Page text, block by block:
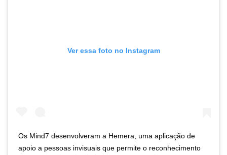
Ver essa foto no Instagram
Os Mind7 desenvolveram a Hemera, uma aplicação de
apoio a pessoas invisuais que permite o reconhecimento